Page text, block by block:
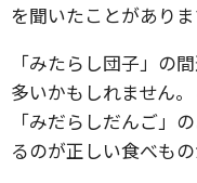
を聞いたことがあり
「みたらし団子」の
多いかもしれません
「みだらしだんご」
るのが正しい食べもの